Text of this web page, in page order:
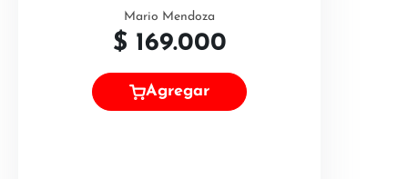
Mario Mendoza
$ 169.000
Agregar